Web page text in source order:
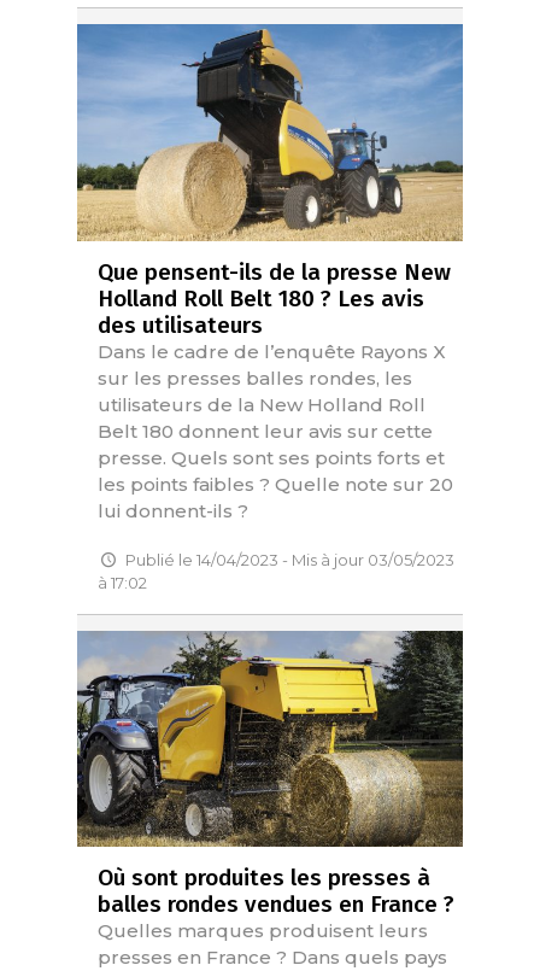
Que pensent-ils de la presse New
Holland Roll Belt 180 ? Les avis
des utilisateurs
Dans le cadre de l’enquête Rayons X
sur les presses balles rondes, les
utilisateurs de la New Holland Roll
Belt 180 donnent leur avis sur cette
presse. Quels sont ses points forts et
les points faibles ? Quelle note sur 20
lui donnent-ils ?
Publié le 14/04/2023 - Mis à jour 03/05/2023
à 17:02
Où sont produites les presses à
balles rondes vendues en France ?
Quelles marques produisent leurs
presses en France ? Dans quels pays